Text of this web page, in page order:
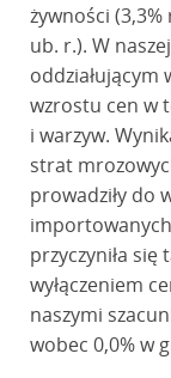
żywności
ub. r.). W
oddziałującym
wzrostu cen w
i warzyw.
strat
prowadziły do
przyczyniła się
wyłączeniem
naszymi
wobec 0,0% w